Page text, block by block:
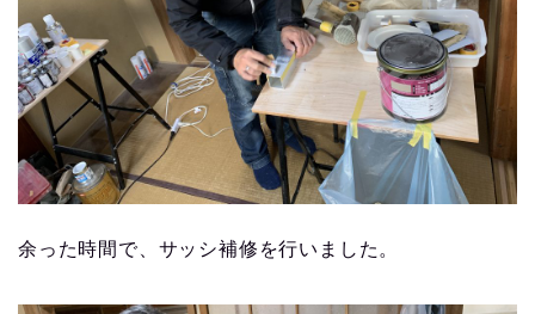
余った時間で、サッシ補修を行いました。